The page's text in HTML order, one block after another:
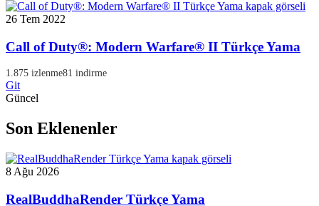
26 Tem 2022
Call of Duty®: Modern Warfare® II Türkçe Yama
1.875 izlenme81 indirme
Git
Güncel
Son Eklenenler
8 Ağu 2026
RealBuddhaRender Türkçe Yama